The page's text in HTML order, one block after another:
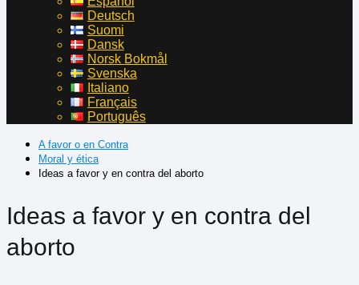
Deutsch
Suomi
Dansk
Norsk Bokmål
Svenska
Italiano
Français
Português
A favor o en Contra
Moral y ética
Ideas a favor y en contra del aborto
Ideas a favor y en contra del
aborto